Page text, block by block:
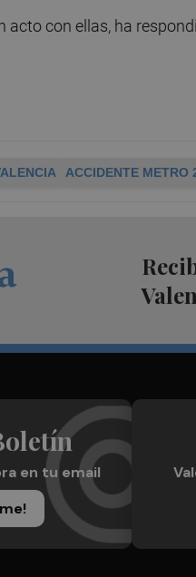
acto con ellas, ha
ACCIDENTE METRO
en tu email